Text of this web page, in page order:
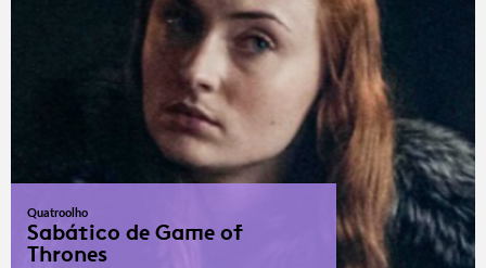
Quatroolho
Sabático de Game of
Thrones